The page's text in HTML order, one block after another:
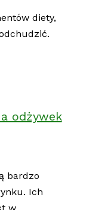
diety,
odżywek
bardzo
Ich